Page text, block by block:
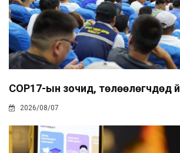
COP17-ын зочид, төлөөлөгчдөд
2026/08/07